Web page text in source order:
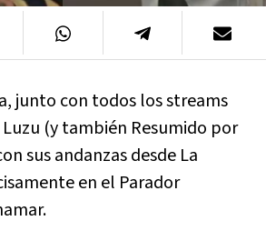
junto con todos los streams
(y también Resumido por
sus andanzas desde La
en el Parador